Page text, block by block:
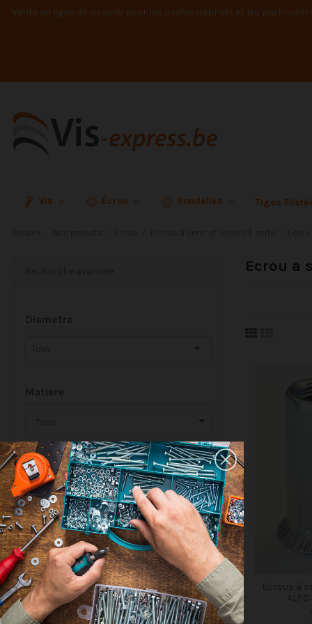
Vente en ligne de visserie pour les professionnels et les
Vis Écrou Rondelles Tiges
Ecrou a
Pas
Famille de produits
Catégories de niveau 1